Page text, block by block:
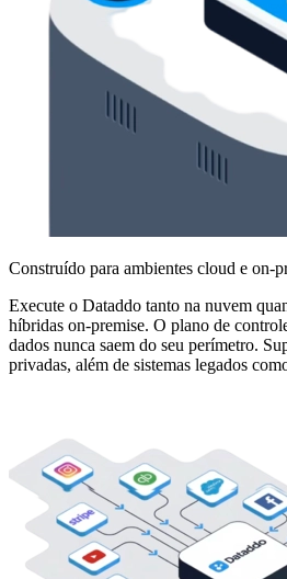
Construído para ambientes cloud e on-
Execute o Dataddo tanto na nuvem
híbridas on-premise. O plano de
dados nunca saem do seu perímetro.
privadas, além de sistemas legados